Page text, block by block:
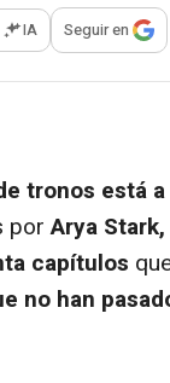
para compartir
IA Seguir en
tronos está
porArya
capítulos
no han